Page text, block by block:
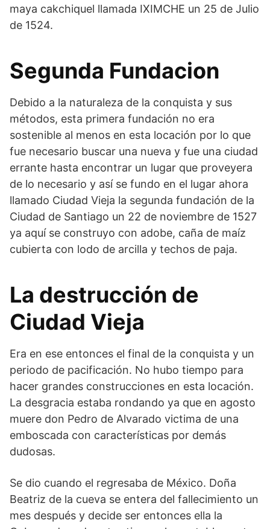
maya cakchiquel llamada IXIMCHE un 25 de Julio
de 1524.
Segunda Fundacion
Debido a la naturaleza de la conquista y sus
métodos, esta primera fundación no era
sostenible al menos en esta locación por lo que
fue necesario buscar una nueva y fue una ciudad
errante hasta encontrar un lugar que proveyera
de lo necesario y así se fundo en el lugar ahora
llamado Ciudad Vieja la segunda fundación de la
Ciudad de Santiago un 22 de noviembre de 1527
ya aquí se construyo con adobe, caña de maíz
cubierta con lodo de arcilla y techos de paja.
La destrucción de
Ciudad Vieja
Era en ese entonces el final de la conquista y un
periodo de pacificación. No hubo tiempo para
hacer grandes construcciones en esta locación.
La desgracia estaba rondando ya que en agosto
muere don Pedro de Alvarado victima de una
emboscada con características por demás
dudosas.
Se dio cuando el regresaba de México. Doña
Beatriz de la cueva se entera del fallecimiento un
mes después y decide ser entonces ella la